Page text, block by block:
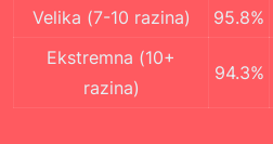
Velika (7-10 razina)
95.8%
Ekstremna (10+
razina)
94.3%